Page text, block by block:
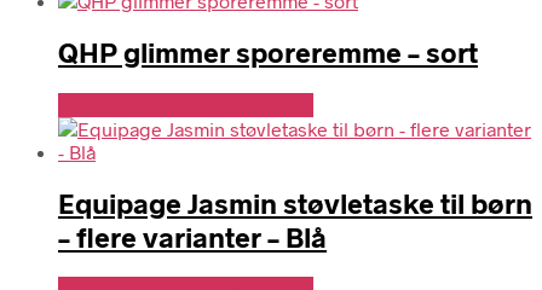
QHP glimmer sporeremme – sort
Equipage Jasmin støvletaske til børn
– flere varianter – Blå